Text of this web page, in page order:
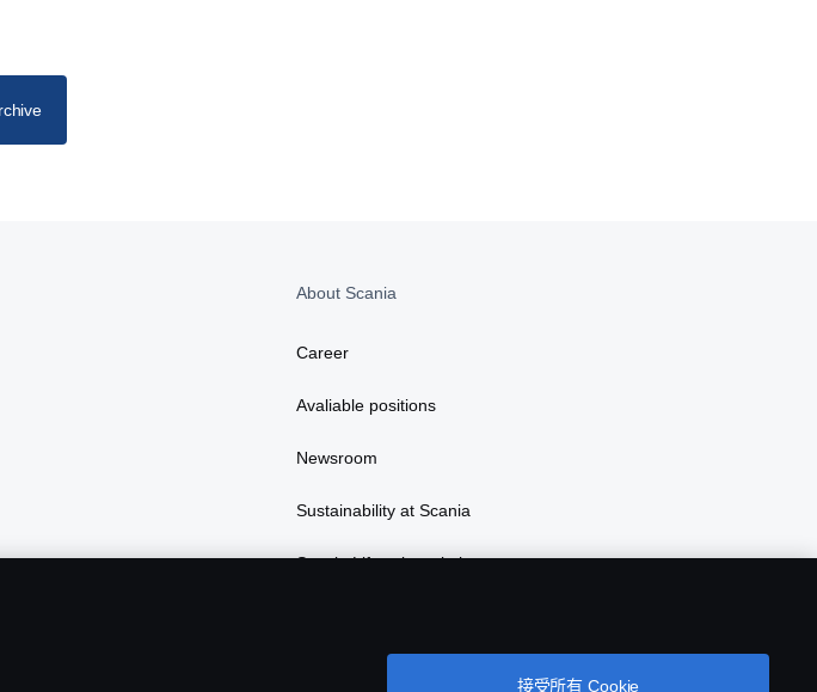
About Scania
Career
Avaliable positions
Newsroom
Sustainability at Scania
Scania Lifestyle webshop
接受所有 Cookie